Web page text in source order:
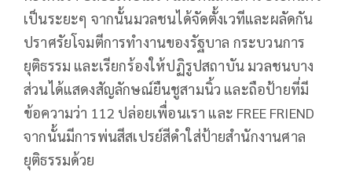
เป็นระยะๆ จากนั้นมวลชนได้จัดตั้งเวทีและผลัดกัน
ปราศรัยโจมตีการทำงานของรัฐบาล กระบวนการ
ยุติธรรม และเรียกร้องให้ปฏิรูปสถาบัน มวลชนบาง
ส่วนได้แสดงสัญลักษณ์ยืนชูสามนิ้ว และถือป้ายที่มี
ข้อความว่า 112 ปล่อยเพื่อนเรา และ FREE FRIEND
จากนั้นมีการพ่นสีสเปรย์สีดำใส่ป้ายสำนักงานศาล
ยุติธรรมด้วย